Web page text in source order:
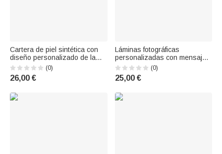
Cartera de piel sintética con
diseño personalizado de la
«Biblia de las uñas» y la flor
del mes de nacimiento, con
nombre y correa para la
cumpleaños o aniversario
(0)
26,00 €
Láminas fotográficas
personalizadas con mensajes
sinceros texto y apodo Día de
la Madre decoración para el
salón regalo para papá y
(0)
25,00 €